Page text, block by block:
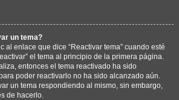
un tema?
al enlace que dice “Reactivar tema” cuando esté
el tema al principio de la primera página.
entonces el tema reactivado ha sido
poder reactivarlo no ha sido alcanzado aún.
un tema respondiendo al mismo, sin embargo,
de hacerlo.